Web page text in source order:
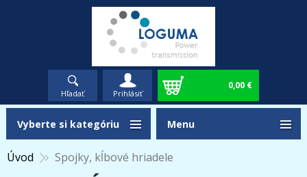
Hľadať Prihlásiť
0,00 €
Úvod Spojky, kĺbové hriadele
Vyberte si kategóriu Menu